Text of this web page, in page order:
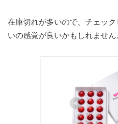
在庫切れが多いので、チェッ
いの感覚が良いかもしれません